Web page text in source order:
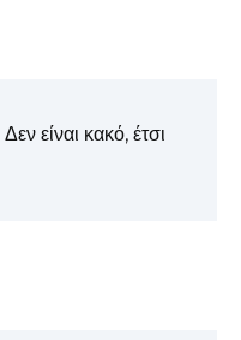
είναι κακό, έτσι